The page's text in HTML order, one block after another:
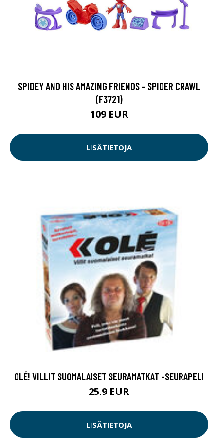
SPIDEY AND HIS AMAZING FRIENDS - SPIDER CRAWL
(F3721)
109 EUR
LISÄTIETOJA
OLÉ! VILLIT SUOMALAISET SEURAMATKAT -SEURAPELI
25.9 EUR
LISÄTIETOJA